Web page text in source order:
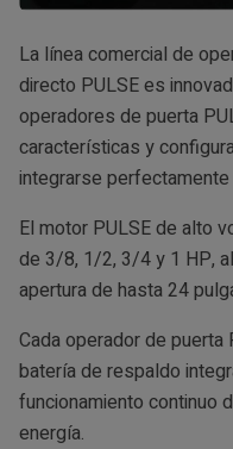
La línea comercial de
directo PULSE es
operadores de puerta
características y
integrarse
El motor PULSE de alto
de 3/8, 1/2, 3/4 y 1 HP,
apertura de hasta 24
Cada operador de puerta
batería de respaldo
funcionamiento continuo
energía.